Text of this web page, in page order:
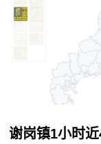
谢岗镇1小时